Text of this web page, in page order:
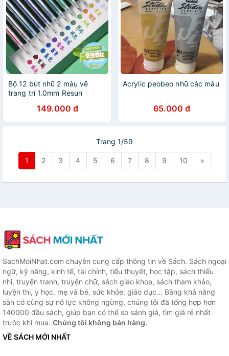
Bộ 12 bút nhũ 2 màu vẽ
trang trí 1.0mm Resun
149.000 đ
Acrylic peobeo nhũ các màu
65.000 đ
Trang 1/59
1 2 3 4 5 6 7 8 9 10 »
SachMoiNhat.com chuyên cung cấp thông tin về Sách. Sách ngoại
ngữ, kỹ năng, kinh tế, tài chính, tiểu thuyết, học tập, sách thiếu
nhi, truyện tranh, truyện chữ, sách giáo khoa, sách tham khảo,
luyện thi, y học, mẹ và bé, sức khỏe, giáo dục... Bằng khả năng
sẵn có cùng sự nỗ lực không ngừng, chúng tôi đã tổng hợp hơn
140000 đầu sách, giúp bạn có thể so sánh giá, tìm giá rẻ nhất
trước khi mua. Chúng tôi không bán hàng.
VỀ SÁCH MỚI NHẤT